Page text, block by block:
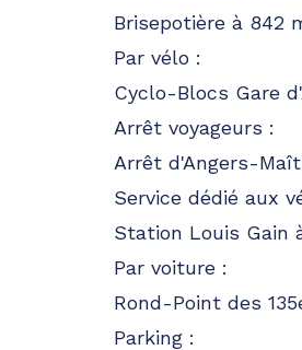
Brisepotière à 842
Par vélo :
Cyclo-Blocs Gare
Arrêt voyageurs :
Arrêt d'Angers-
Service dédié aux
Station Louis Gain
Par voiture :
Rond-Point des
Parking :